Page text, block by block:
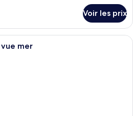
Voir les prix
Une chambre d’hôtel moderne avec
mer